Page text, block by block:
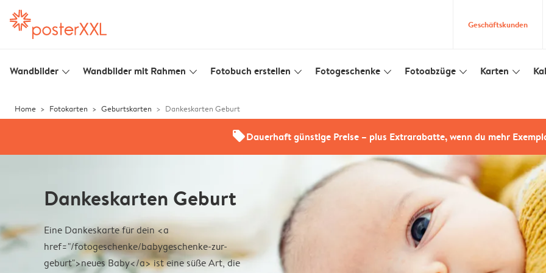
Geschäftskunden
Wandbilder slim_arrow_down Wandbilder mit Rahmen slim_arrow_down Fotobuch erstellen slim_arrow_down Fotogeschenke slim_arrow_down Fotoabzüge slim_arrow_down Karten slim_arrow_down
Home Fotokarten Geburtskarten Dankeskarten Geburt
offersDauerhaft günstige Preise – plus Extrarabatte, wenn du mehr
Dankeskarten Geburt
Eine Dankeskarte für dein <a
href="/fotogeschenke/babygeschenke-zur-
geburt">neues Baby</a> ist eine süße Art, die